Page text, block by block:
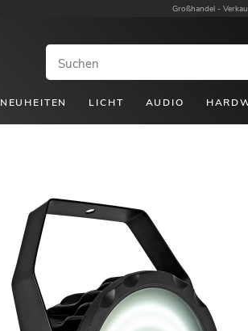
Großhandel -
NEUHEITEN LICHT AUDIO